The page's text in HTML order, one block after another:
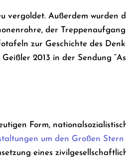
vergoldet. Außerdem
der
zur Geschichte des
2013 in der Sendung
Form,
um den Großen Stern
eines